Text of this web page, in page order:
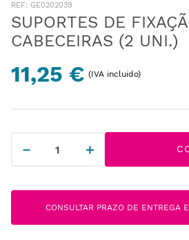
: GE0202039
SUPORTES DE
CABECEIRAS (2 UNI.)
11,25 € (IVA incluido)
＋
－
CONSULTAR PRAZO DE ENTREGA